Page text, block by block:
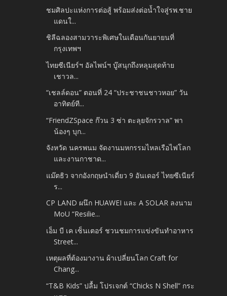
ชมศิลปะแห่งการต่อสู้ พร้อมส่งต่อน้ำใจสู่รพ.ชาย
แดนใ...
ชิลีฉลองสามวาระพิเศษในเดือนกันยายนที่
กรุงเทพฯ
ไทยซีเนียร์ฯ อัลไพน์ฯ บู๊สนุกถึงหลุมสุดท้าย
เชาวล...
“เชลล์ดอน” ตอนที่ 24 “ประชาชนชาวหอย” วัน
อาทิตย์ที...
“FriendZSpace ก๊วน 3 ซ่า ตะลุยจักรวาล” พา
น้องๆ บุก...
จังหวัด นครพนม จัดงานมหกรรมไหลเรือไฟโลก
และงานกาชาด...
แม๊ตธิว จากอังกฤษนำเดี่ยว 9 อันเดอร์ ไทยซีเนียร์
ร...
CP LAND ผนึก HUAWEI และ A SOLAR ลงนาม
MoU “Resilie...
เอ็ม บี เค เซ็นเตอร์ ชวนชมการแข่งขันทำอาหาร
Street...
เหตุผลที่ต้องมางาน ผ้าเปลี่ยนโลก Craft for
Chang...
​“T&B Kids” ปลื้ม โปรเจกต์ “Chicks N Shell” กระ